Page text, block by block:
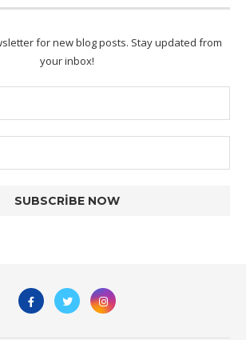
for new blog posts. Stay updated from
your inbox!